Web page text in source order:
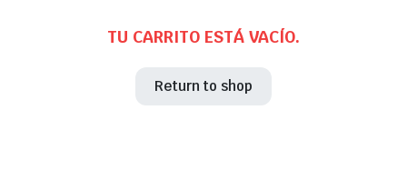
TU CARRITO ESTÁ VACÍO.
Return to shop